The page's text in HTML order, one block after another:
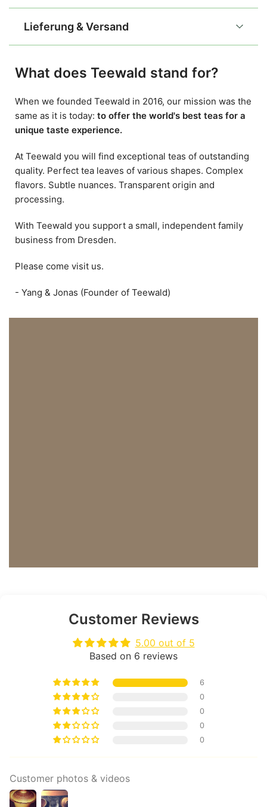
Lieferung & Versand
What does Teewald stand for?
When we founded Teewald in 2016, our mission was the
same as it is today: to offer the world's best teas for a
unique taste experience.
At Teewald you will find exceptional teas of outstanding
quality. Perfect tea leaves of various shapes. Complex
flavors. Subtle nuances. Transparent origin and
processing.
With Teewald you support a small, independent family
business from Dresden.
Please come visit us.
- Yang & Jonas (Founder of Teewald)
Customer Reviews
5.00 out of 5
Based on 6 reviews
6
0
0
0
0
Customer photos & videos